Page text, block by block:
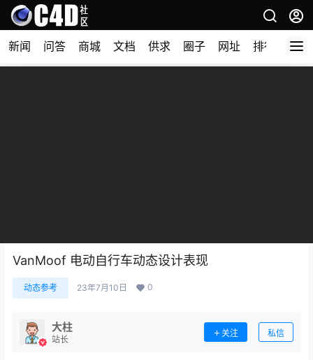
新闻 问答 商城 文档 供求 圈子 网址 排行榜
VanMoof 电动自行车动态设计表现
动态参考 23年7月10日 0
大柱
站长
关注 私信